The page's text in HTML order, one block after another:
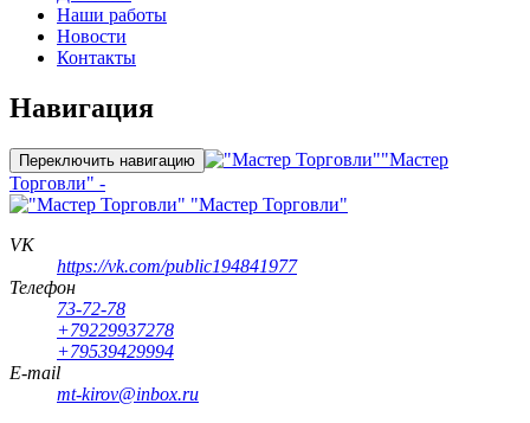
Наши работы
Новости
Контакты
Навигация
Переключить навигацию
"Мастер
Торговли" -
"Мастер Торговли"
VK
https://vk.com/public194841977
Телефон
73-72-78
+79229937278
+79539429994
E-mail
mt-kirov@inbox.ru